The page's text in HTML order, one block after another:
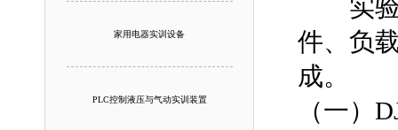
家用电器实训设备
PLC控制液压与气动实训装置
实验
件、负
成。
（一）